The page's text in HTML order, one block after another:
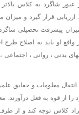
عبور شاگرد به کلاس
ارزیابی قرار گیرد و
پیشرفت تحصیلی
واقع او باید به اصلاح
بدنی ، روانی ، اجتماعی
معلومات و حقایق
را از قوه به فعل
کلاس توجه کند و از